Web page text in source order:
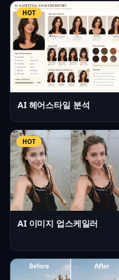
HOT
AI 헤어스타일 분석
HOT
AI 이미지 업스케일러